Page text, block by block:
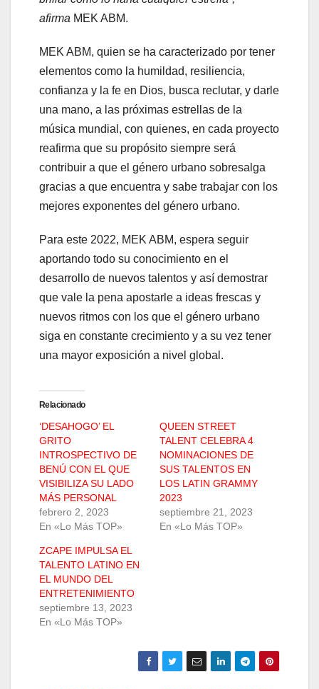
afirma MEK ABM.
MEK ABM, quien se ha caracterizado por tener
elementos como la humildad, resiliencia,
confianza y la fe en Dios, busca reclutar, y darle
una mano, a las próximas estrellas de la
música mundial, con quienes, en cada proyecto
reafirma que su propósito siempre será
contribuir a que el género urbano sobresalga
gracias a que encuentra y sabe trabajar con los
mejores exponentes del género urbano.
Para este 2022, MEK ABM, espera seguir
aportando todo su conocimiento en el
desarrollo de nuevos talentos y así demostrar
que vale la pena apostarle a ideas frescas y
nuevos ritmos con los que el género urbano
siga en constante crecimiento y a su vez tener
una mayor exposición a nivel global.
Relacionado
‘DESAHOGO’ EL
GRITO
INTROSPECTIVO DE
BENÚ CON EL QUE
VISIBILIZA SU LADO
MÁS PERSONAL
febrero 2, 2023
En «Lo Más TOP»
QUEEN STREET
TALENT CELEBRA 4
NOMINACIONES DE
SUS TALENTOS EN
LOS LATIN GRAMMY
2023
septiembre 21, 2023
En «Lo Más TOP»
ZCAPE IMPULSA EL
TALENTO LATINO EN
EL MUNDO DEL
ENTRETENIMIENTO
septiembre 13, 2023
En «Lo Más TOP»